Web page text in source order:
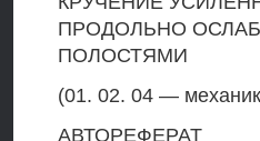
ПРОДОЛЬНО
ПОЛОСТЯМИ
(01. 02. 04 —
АВТОРЕФЕРАТ